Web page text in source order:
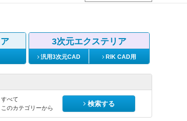
3次元エクステリア
汎用3次元CAD RIK CAD用
すべて
このカテゴリーから
検索する